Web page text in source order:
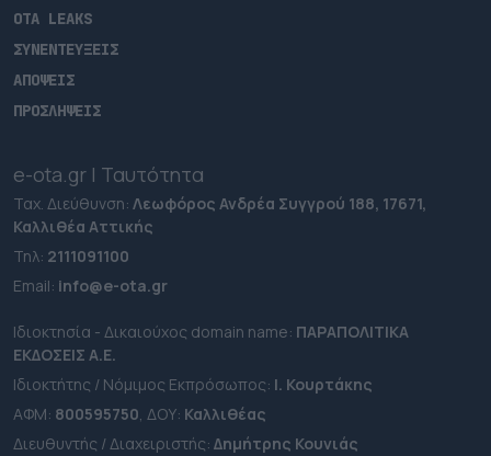
OTA LEAKS
ΣΥΝΕΝΤΕΥΞΕΙΣ
ΑΠΟΨΕΙΣ
ΠΡΟΣΛΗΨΕΙΣ
e-ota.gr | Ταυτότητα
Ταχ. Διεύθυνση: Λεωφόρος Ανδρέα Συγγρού 188, 17671,
Καλλιθέα Αττικής
Τηλ: 2111091100
Εmail: info@e-ota.gr
Ιδιοκτησία - Δικαιούχος domain name: ΠΑΡΑΠΟΛΙΤΙΚΑ
ΕΚΔΟΣΕΙΣ A.E.
Ιδιοκτήτης / Νόμιμος Εκπρόσωπος: Ι. Κουρτάκης
ΑΦΜ: 800595750, ΔΟΥ: Καλλιθέας
Διευθυντής / Διαχειριστής: Δημήτρης Κουνιάς